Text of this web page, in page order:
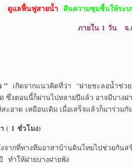
ดูแลฟื้นฟูสายน้ำ คืนความชุมชื้นให้ระบ
ภายใน 1 วัน จ.
” เกิดจากแนวคิดที่ว่า “ฝายชะลอน้ำช่
ซึ่งตอนนี้ก็ผ่านไปหลายปีแล้ว อาจมีบา
ะอาด เหมือนเดิม เมื่อเสร็จแล้วก็มาร่วม
( 1 ชั่วโมง)
จากที่ทางทีมอาสาบ้านดินไทยไปช่วยกัน
ทำให้ฝายบางฝายพัง